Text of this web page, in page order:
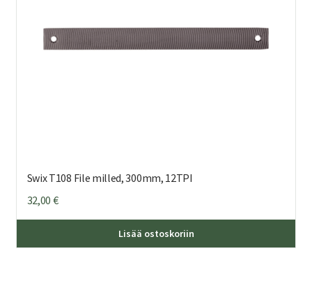
Swix T108 File milled, 300mm, 12TPI
32,00 €
Lisää ostoskoriin